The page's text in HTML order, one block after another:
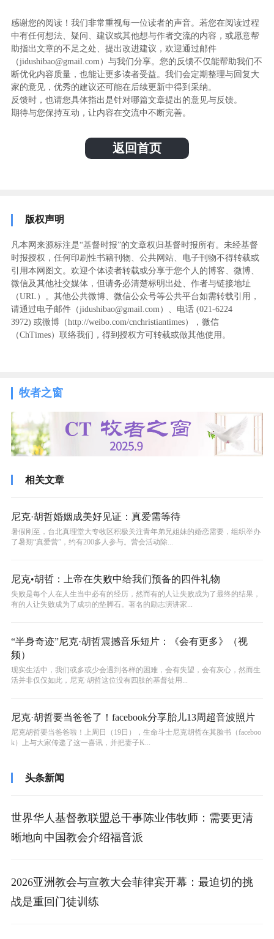
感谢您的阅读！我们非常重视每一位读者的声音。若您在阅读过程
中有任何想法、疑问、建议或其他想与作者交流的内容，或愿意帮
助指出文章的不足之处、提出改进建议，欢迎通过邮件
（jidushibao@gmail.com）与我们分享。您的反馈不仅能帮助我们不
断优化内容质量，也能让更多读者受益。我们会定期整理与回复大
家的意见，优秀的建议还可能在后续更新中得到采纳。
反馈时，也请您具体指出是针对哪篇文章提出的意见与反馈。
期待与您保持互动，让内容在交流中不断完善。
返回首页
版权声明
凡本网来源标注是“基督时报”的文章权归基督时报所有。未经基督
时报授权，任何印刷性书籍刊物、公共网站、电子刊物不得转载或
引用本网图文。欢迎个体读者转载或分享于您个人的博客、微博、
微信及其他社交媒体，但请务必清楚标明出处、作者与链接地址
（URL）。其他公共微博、微信公众号等公共平台如需转载引用，
请通过电子邮件（jidushibao@gmail.com）、电话 (021-6224
3972) ‬或微博（http://weibo.com/cnchristiantimes），微信
（ChTimes）联络我们，得到授权方可转载或做其他使用。
牧者之窗
相关文章
尼克·胡哲婚姻成美好见证：真爱需等待
暑假刚至，台北真理堂大专牧区积极关注青年弟兄姐妹的婚恋需要，组织举办
了暑期“真爱营”，约有200多人参与。营会活动除...
尼克•胡哲：上帝在失败中给我们预备的四件礼物
失败是每个人在人生当中必有的经历，然而有的人让失败成为了最终的结果，
有的人让失败成为了成功的垫脚石。著名的励志演讲家...
“半身奇迹”尼克·胡哲震撼音乐短片：《会有更多》（视
频）
现实生活中，我们或多或少会遇到各样的困难，会有失望，会有灰心，然而生
活并非仅仅如此，尼克·胡哲这位没有四肢的基督徒用...
尼克·胡哲要当爸爸了！facebook分享胎儿13周超音波照片
尼克胡哲要当爸爸啦！上周日（19日），生命斗士尼克胡哲在其脸书（faceboo
k）上与大家传递了这一喜讯，并把妻子K...
头条新闻
世界华人基督教联盟总干事陈业伟牧师：需要更清
晰地向中国教会介绍福音派
2026亚洲教会与宣教大会菲律宾开幕：最迫切的挑
战是重回门徒训练